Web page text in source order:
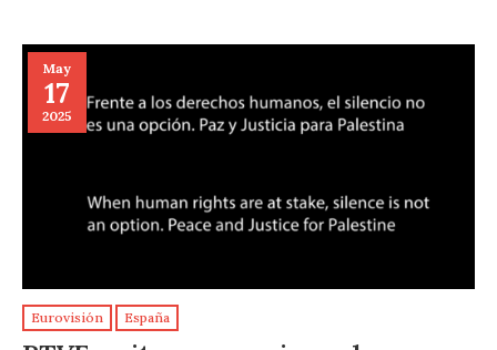
May
17
2025
Eurovisión España